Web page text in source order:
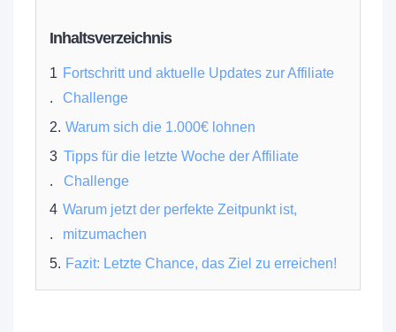
Inhaltsverzeichnis
Fortschritt und aktuelle Updates zur Affiliate
Challenge
Warum sich die 1.000€ lohnen
Tipps für die letzte Woche der Affiliate
Challenge
Warum jetzt der perfekte Zeitpunkt ist,
mitzumachen
Fazit: Letzte Chance, das Ziel zu erreichen!